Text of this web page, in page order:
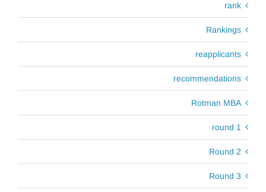
rank
Rankings
reapplicants
recommendations
Rotman MBA
round 1
Round 2
Round 3